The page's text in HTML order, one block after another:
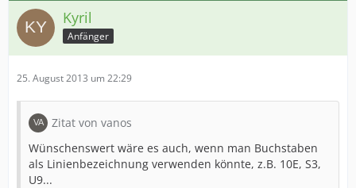
Kyril
Anfänger
25. August 2013 um 22:29
Zitat von vanos
Wünschenswert wäre es auch, wenn man Buchstaben
als Linienbezeichnung verwenden könnte, z.B. 10E, S3,
U9...